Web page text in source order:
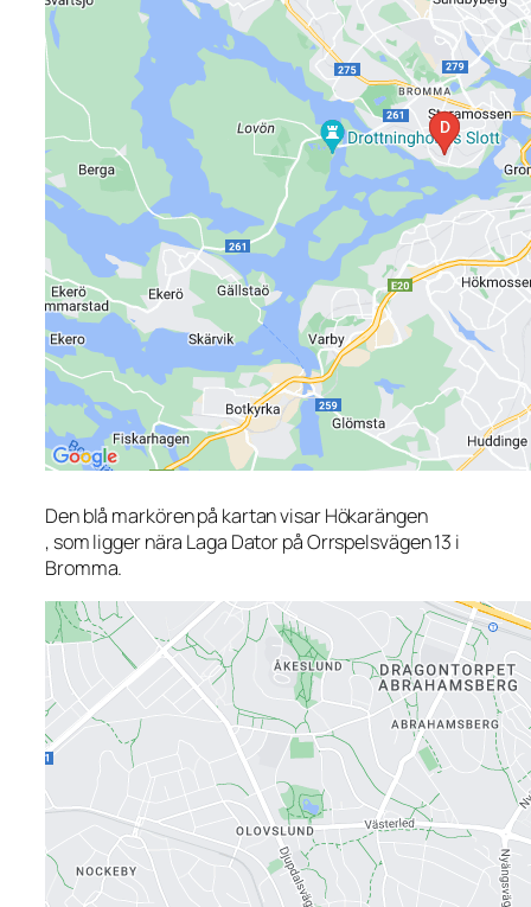
Den blå markören på kartan visar Hökarängen
, som ligger nära Laga Dator på Orrspelsvägen 13 i
Bromma.